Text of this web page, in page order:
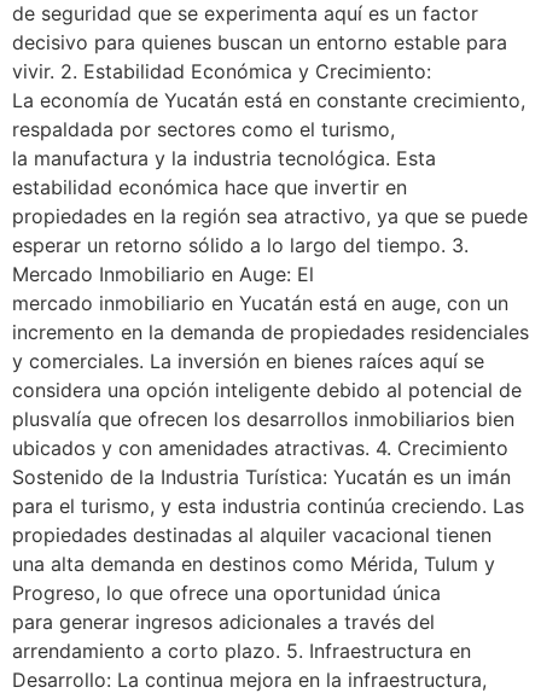
de seguridad que se experimenta aquí es un factor
decisivo para quienes buscan un entorno estable para
vivir. 2. Estabilidad Económica y Crecimiento:
La economía de Yucatán está en constante crecimiento,
respaldada por sectores como el turismo,
la manufactura y la industria tecnológica. Esta
estabilidad económica hace que invertir en
propiedades en la región sea atractivo, ya que se puede
esperar un retorno sólido a lo largo del tiempo. 3.
Mercado Inmobiliario en Auge: El
mercado inmobiliario en Yucatán está en auge, con un
incremento en la demanda de propiedades residenciales
y comerciales. La inversión en bienes raíces aquí se
considera una opción inteligente debido al potencial de
plusvalía que ofrecen los desarrollos inmobiliarios bien
ubicados y con amenidades atractivas. 4. Crecimiento
Sostenido de la Industria Turística: Yucatán es un imán
para el turismo, y esta industria continúa creciendo. Las
propiedades destinadas al alquiler vacacional tienen
una alta demanda en destinos como Mérida, Tulum y
Progreso, lo que ofrece una oportunidad única
para generar ingresos adicionales a través del
arrendamiento a corto plazo. 5. Infraestructura en
Desarrollo: La continua mejora en la infraestructura,